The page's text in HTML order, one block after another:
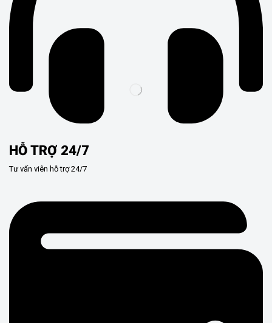
HỖ TRỢ 24/7
Tư vấn viên hỗ trợ 24/7